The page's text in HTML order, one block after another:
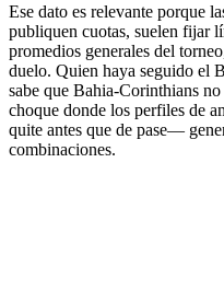
Ese dato es relevante porque
publiquen cuotas, suelen fijar
promedios generales del
duelo. Quien haya seguido el
sabe que Bahia-Corinthians
choque donde los perfiles de
quite antes que de pase—
combinaciones.